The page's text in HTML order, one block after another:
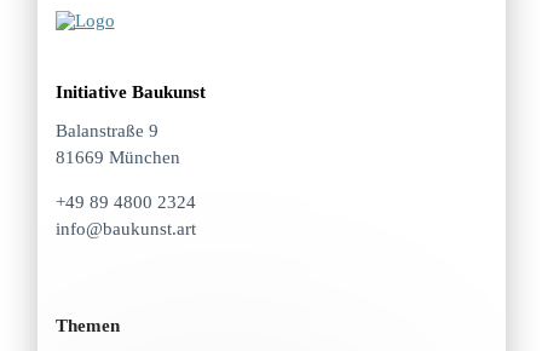
Initiative Baukunst
Balanstraße 9
81669 München
+49 89 4800 2324
info@baukunst.art
Themen